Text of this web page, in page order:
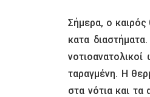
Σήμερα, ο καιρός
κατα
ταραγμένη. Η
στα νότια και